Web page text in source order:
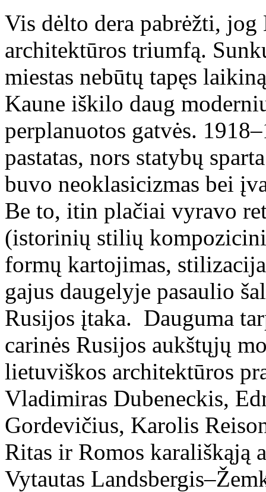
Vis dėlto dera pabrėžti,
architektūros triumfą.
miestas nebūtų tapęs
Kaune iškilo daug
perplanuotos gatvės.
pastatas, nors statybų
buvo neoklasicizmas bei
Be to, itin plačiai vyravo
(istorinių stilių
formų kartojimas,
gajus daugelyje pasaulio
Rusijos įtaka. Dauguma
carinės Rusijos aukštųjų
lietuviškos architektūros
Vladimiras Dubeneckis,
Gordevičius, Karolis
Ritas ir Romos karališkąją
Vytautas